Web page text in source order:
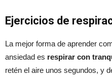
Ejercicios de
La mejor forma de aprender
ansiedad es respirar con
retén el aire unos segundos, y